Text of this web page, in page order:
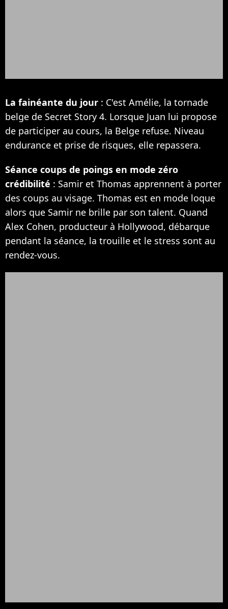
La fainéante du jour : C'est Amélie, la tornade
belge de Secret Story 4. Lorsque Juan lui propose
de participer au cours, la Belge refuse. Niveau
endurance et prise de risques, elle repassera.
Séance coups de poings en mode zéro
crédibilité : Samir et Thomas apprennent à porter
des coups au visage. Thomas est en mode loque
alors que Samir ne brille par son talent. Quand
Alex Cohen, producteur à Hollywood, débarque
pendant la séance, la trouille et le stress sont au
rendez-vous.